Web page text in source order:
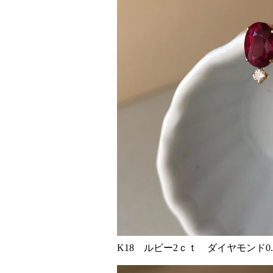
K18 ルビー2ｃｔ ダイヤモンド